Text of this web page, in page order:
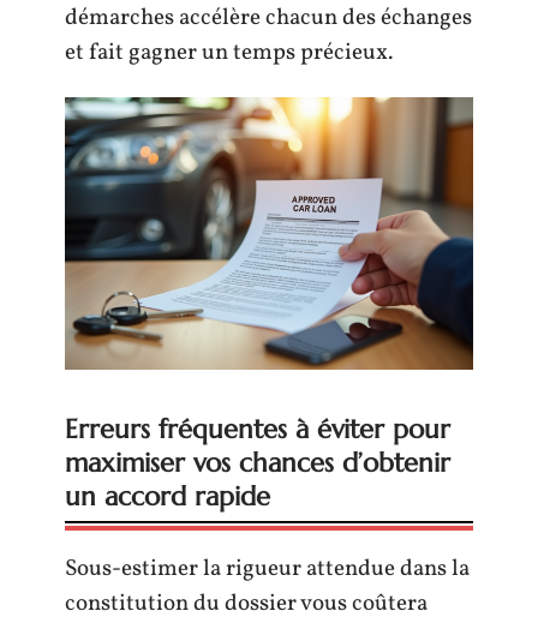
démarches accélère chacun des échanges
et fait gagner un temps précieux.
Erreurs fréquentes à éviter pour
maximiser vos chances d’obtenir
un accord rapide
Sous-estimer la rigueur attendue dans la
constitution du dossier vous coûtera